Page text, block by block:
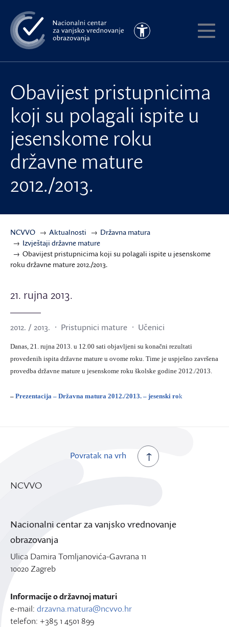
na
glavni
sadržaj
Pristupačnost
Obavijest pristupnicima
koji su polagali ispite u
jesenskome roku
državne mature
2012./2013.
NCVVO Aktualnosti
Državna matura
Izvještaji državne mature
Obavijest pristupnicima koji su polagali ispite u jesenskome
roku državne mature 2012./2013.
21. rujna 2013.
2012. / 2013. Pristupnici mature Učenici
Danas, 21. rujna 2013. u 12.00 sati objavljeni su konačni rezultati
provedenih ispita državne mature u ovome roku. Time je uspješno završena
provedba državne mature u jesenskome roku školske godine 2012./2013.
– Prezentacija – Državna matura 2012./2013. – jesenski rok
Povratak na vrh
NCVVO
Nacionalni centar za vanjsko vrednovanje
obrazovanja
Ulica Damira Tomljanovića-Gavrana 11
10020 Zagreb
Informacije o državnoj maturi
e-mail: drzavna.matura@ncvvo.hr
telefon: +385 1 4501 899